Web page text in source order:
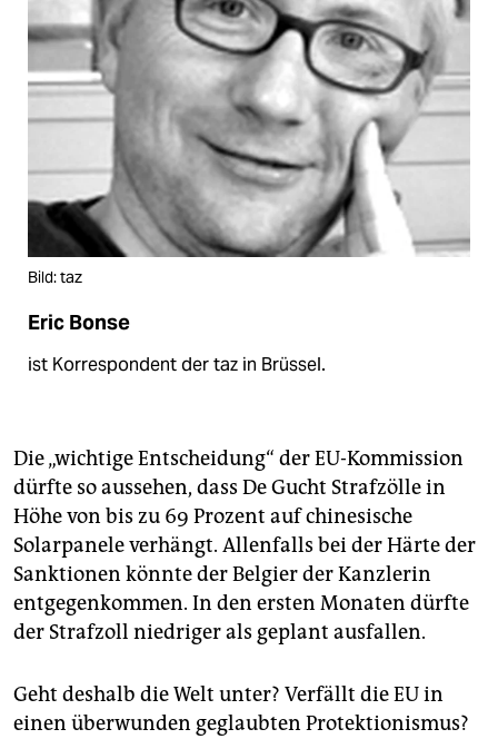
Bild: taz
Eric Bonse
ist Korrespondent der taz in Brüssel.
Die „wichtige Entscheidung“ der EU-Kommission
dürfte so aussehen, dass De Gucht Strafzölle in
Höhe von bis zu 69 Prozent auf chinesische
Solarpanele verhängt. Allenfalls bei der Härte der
Sanktionen könnte der Belgier der Kanzlerin
entgegenkommen. In den ersten Monaten dürfte
der Strafzoll niedriger als geplant ausfallen.
Geht deshalb die Welt unter? Verfällt die EU in
einen überwunden geglaubten Protektionismus?